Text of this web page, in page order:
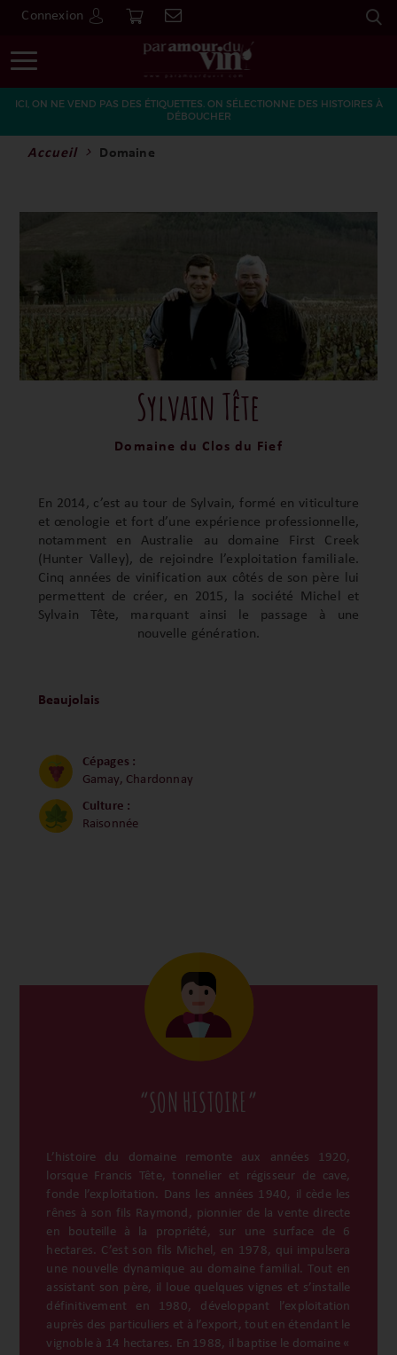
Connexion
ICI, ON NE VEND PAS DES ÉTIQUETTES. ON SÉLECTIONNE DES HISTOIRES À
DÉBOUCHER
Accueil Domaine
Sylvain Tête
Domaine du Clos du Fief
En 2014, c’est au tour de Sylvain, formé en viticulture
et œnologie et fort d’une expérience professionnelle,
notamment en Australie au domaine First Creek
(Hunter Valley), de rejoindre l’exploitation familiale.
Cinq années de vinification aux côtés de son père lui
permettent de créer, en 2015, la société Michel et
Sylvain Tête, marquant ainsi le passage à une
nouvelle génération.
Beaujolais
Cépages :
Gamay, Chardonnay
Culture :
Raisonnée
“SON HISTOIRE”
L’histoire du domaine remonte aux années 1920,
lorsque Francis Tête, tonnelier et régisseur de cave,
fonde l’exploitation. Dans les années 1940, il cède les
rênes à son fils Raymond, pionnier de la vente directe
en bouteille à la propriété, sur une surface de 6
hectares. C’est son fils Michel, en 1978, qui impulsera
une nouvelle dynamique au domaine familial. Tout en
assistant son père, il loue quelques vignes et s’installe
définitivement en 1980, développant l’exploitation
auprès des particuliers et à l’export, tout en étendant le
vignoble à 14 hectares. En 1988, il baptise le domaine «